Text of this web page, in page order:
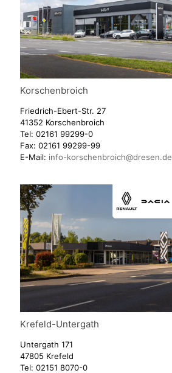
Korschenbroich
Friedrich-Ebert-Str. 27
41352 Korschenbroich
Tel: 02161 99299-0
Fax: 02161 99299-99
E-Mail: info-korschenbroich@dresen.de
Krefeld-Untergath
Untergath 171
47805 Krefeld
Tel: 02151 8070-0